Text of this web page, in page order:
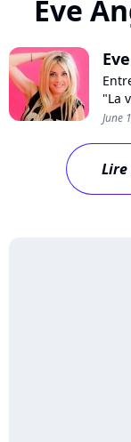
Eve
"La
June
Lire